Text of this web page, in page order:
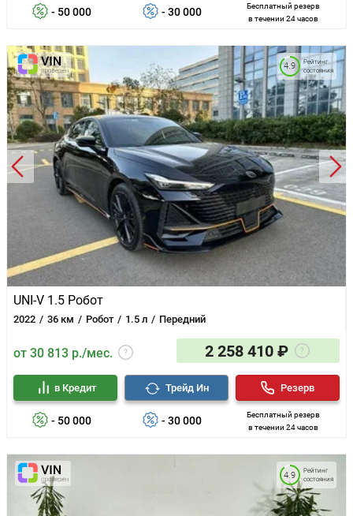
- 50 000 - 30 000
Бесплатный резерв
в течении 24 часов
UNI-V 1.5 Робот
2022 36 км Робот 1.5 л Передний
Рейтинг
состояния
4.9
от 30 813 р./мес. 2 258 410 ₽
- 50 000
в Кредит
- 30 000
Трейд Ин
Бесплатный резерв
в течении 24 часов
Резерв
Рейтинг
состояния
4.9